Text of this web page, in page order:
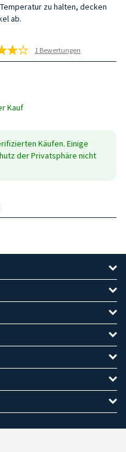
zu halten, decken
ab.
1 Bewertungen
Kauf
Käufen. Einige
der Privatsphäre nicht